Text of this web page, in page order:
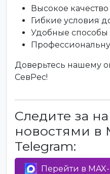
Высокое качество
Гибкие условия
Удобные способы
Доверьтесь нашему
СевРес!
Следите за
новостями в
Telegram:
Перейти в